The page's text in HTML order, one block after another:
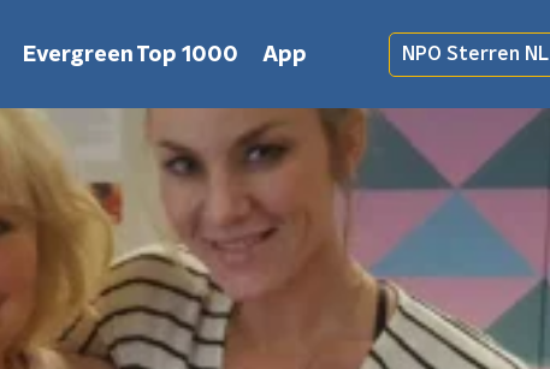
Evergreen Top 1000 App NPO Sterren NL